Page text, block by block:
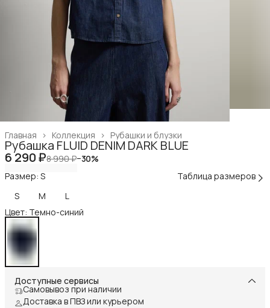
Рубашки и блузки
Коллекция ›
Главная ›
Рубашка FLUID DENIM DARK BLUE
6 290 ₽8 990 ₽−30%
Размер: S
Таблица размеров
S
M
L
Цвет: Темно-синий
Доступные сервисы
Самовывоз при наличии
Доставка в ПВЗ или курьером